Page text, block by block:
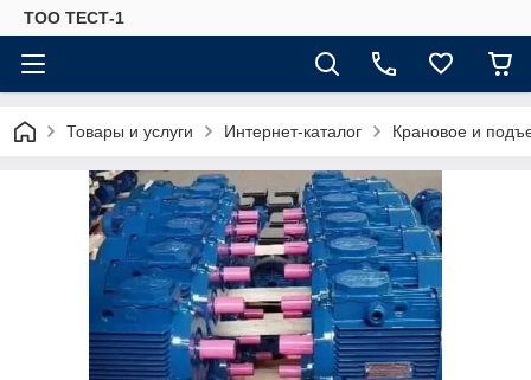
ТОО ТЕСТ-1
Товары и услуги Интернет-каталог Крановое и